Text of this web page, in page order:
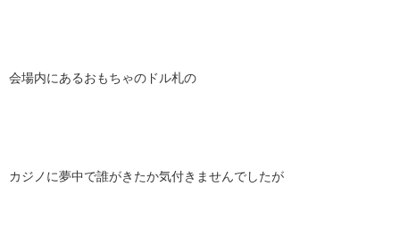
会場内にあるおもちゃのドル札の
カジノに夢中で誰がきたか気付きませんでしたが